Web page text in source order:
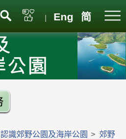
| Eng 简
認識郊野公園及海岸公園 > 郊野